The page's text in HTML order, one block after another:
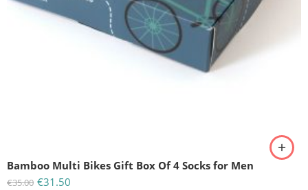
Bamboo Multi Bikes Gift Box Of 4 Socks for Men
€35.00 €31.50